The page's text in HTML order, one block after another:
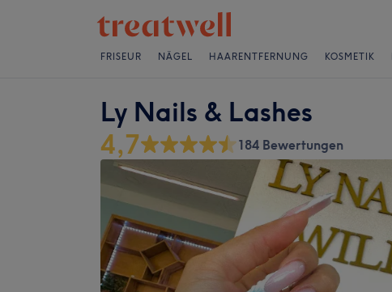
FRISEUR NÄGEL HAARENTFERNUNG KOSMETIK
Ly Nails & Lashes
4,7 184 Bewertungen